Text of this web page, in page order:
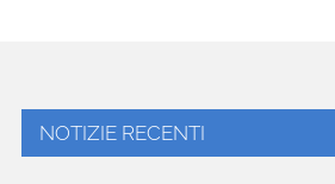
NOTIZIE RECENTI